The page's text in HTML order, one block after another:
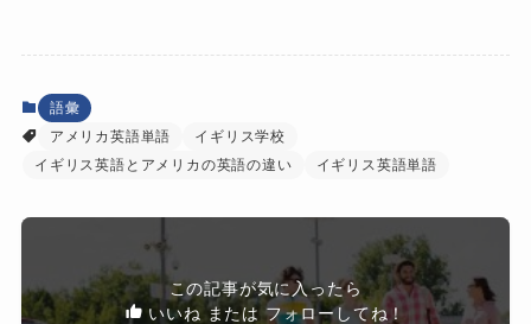
語彙
アメリカ英語単語
イギリス学校
イギリス英語とアメリカの英語の違い
イギリス英語単語
この記事が気に入ったら
いいね または フォローしてね！